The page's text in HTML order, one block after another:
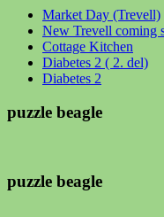
Market Day (Trevell)
New Trevell coming
Cottage Kitchen
Diabetes 2 ( 2. del)
Diabetes 2
puzzle beagle
puzzle beagle